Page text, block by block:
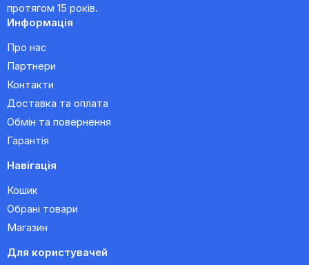
протягом 15 років.
Информація
Про нас
Партнери
Контакти
Доставка та оплата
Обмін та повернення
Гарантія
Навігація
Кошик
Обрані товари
Магазин
Для користувачей